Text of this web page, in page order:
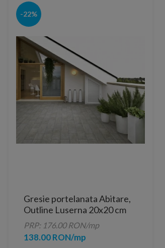
-22%
Gresie portelanata Abitare,
Outline Luserna 20x20 cm
PRP: 176.00 RON/mp
138.00 RON/mp